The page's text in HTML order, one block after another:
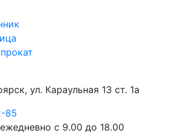
ул. Караульная 13 ст. 1а
85
с 9.00 до 18.00